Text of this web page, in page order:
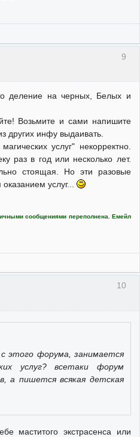
9
деление на черных, Белых и
Возьмите и сами напишите
других инфу выдаивать.
услуг" некорректно.
раз в год или несколько лет.
стоящая. Но эти разовые
услуг...
сообщениями переполнена. Емейл
10
этого форума, занимается
услуг? всетаки форум
а пишется всякая детская
маститого экстрасенса или